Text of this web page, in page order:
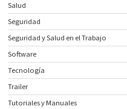
Salud
Seguridad
Seguridad y Salud en el Trabajo
Software
Tecnología
Trailer
Tutoriales y Manuales